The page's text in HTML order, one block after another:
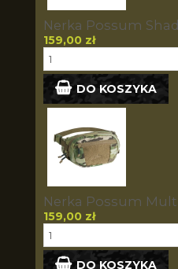
Nerka Possum
159,00 zł
DO KOSZYKA
Nerka Possum
159,00 zł
DO KOSZYKA